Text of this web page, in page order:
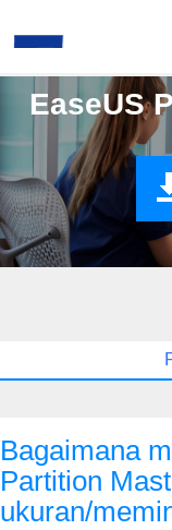
EaseUS
Bagaimana
Partition
ukuran/